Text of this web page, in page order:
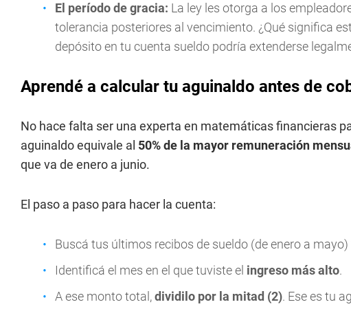
El período de gracia: La ley les otorga a los
tolerancia posteriores al vencimiento. ¿Qué significa
depósito en tu cuenta sueldo podría extenderse
Aprendé a calcular tu aguinaldo antes de
No hace falta ser una experta en matemáticas financieras
aguinaldo equivale al 50% de la mayor remuneración
que va de enero a junio.
El paso a paso para hacer la cuenta:
Buscá tus últimos recibos de sueldo (de enero a
Identificá el mes en el que tuviste el ingreso más alto.
A ese monto total,dividilo por la mitad (2). Ese es tu